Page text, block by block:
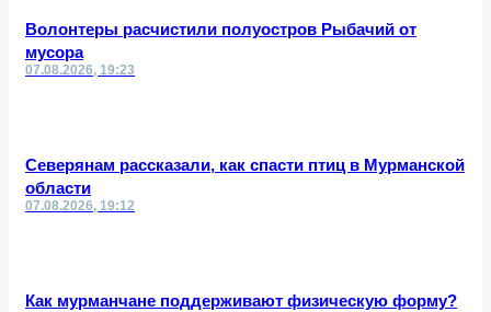
Волонтеры расчистили полуостров Рыбачий от
мусора
07.08.2026, 19:23
Северянам рассказали, как спасти птиц в Мурманской
области
07.08.2026, 19:12
Как мурманчане поддерживают физическую форму?